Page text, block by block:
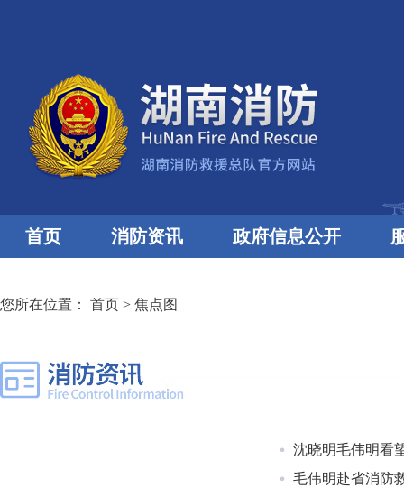
首页 消防资讯 政府信息公开
您所在位置： 首页 > 焦点图
沈晓明毛伟明看
毛伟明赴省消防